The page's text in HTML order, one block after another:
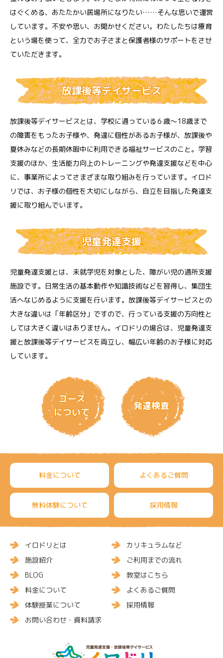
はぐくめる、あたたかい居場所になりたい……そんな思いで運営
しています。不安や思い、お聞かせください。わたしたちは療育
という場を使って、全力でお子さまと保護者様のサポートをさせ
ていただきます。
放課後等デイサービス
放課後等デイサービスとは、学校に通っている６歳～18歳まで
の障害をもったお子様や、発達に個性があるお子様が、放課後や
夏休みなどの長期休暇中に利用できる福祉サービスのこと。学習
支援のほか、生活能力向上のトレーニングや発達支援などを中心
に、事業所によってさまざまな取り組みを行っています。イロド
リでは、お子様の個性を大切にしながら、自立を目指した発達支
援に取り組んでいます。
児童発達支援
児童発達支援とは、未就学児を対象とした、障がい児の通所支援
施設です。日常生活の基本動作や知識技術などを習得し、集団生
活へなじめるように支援を行います。放課後等デイサービスとの
大きな違いは「年齢区分」ですので、行っている支援の方向性と
しては大きく違いはありません。イロドリの場合は、児童発達支
援と放課後等デイサービスを両立し、幅広い年齢のお子様に対応
しています。
コース
について
発達検査
料金について よくあるご質問
無料体験について 採用情報
イロドリとは
カリキュラムなど
施設紹介
ご利用までの流れ
BLOG
教室はこちら
料金について
よくあるご質問
体験授業について
採用情報
お問い合わせ・資料請求